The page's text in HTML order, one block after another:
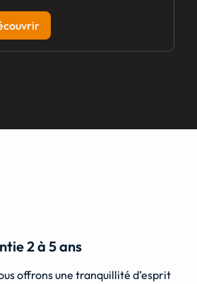
2 à 5 ans
offrons une tranquillité d’esprit